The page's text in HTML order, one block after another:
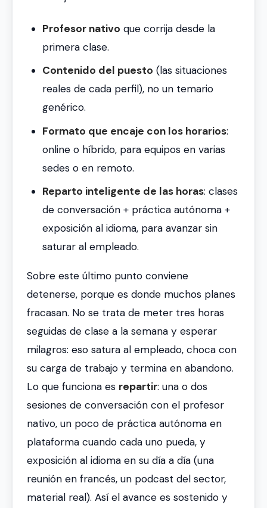
Profesor nativo que corrija desde la
primera clase.
Contenido del puesto (las situaciones
reales de cada perfil), no un temario
genérico.
Formato que encaje con los horarios:
online o híbrido, para equipos en varias
sedes o en remoto.
Reparto inteligente de las horas: clases
de conversación + práctica autónoma +
exposición al idioma, para avanzar sin
saturar al empleado.
Sobre este último punto conviene
detenerse, porque es donde muchos planes
fracasan. No se trata de meter tres horas
seguidas de clase a la semana y esperar
milagros: eso satura al empleado, choca con
su carga de trabajo y termina en abandono.
Lo que funciona es repartir: una o dos
sesiones de conversación con el profesor
nativo, un poco de práctica autónoma en
plataforma cuando cada uno pueda, y
exposición al idioma en su día a día (una
reunión en francés, un podcast del sector,
material real). Así el avance es sostenido y